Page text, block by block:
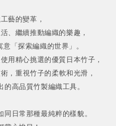
藝的變革，
、繼續推動編織的樂趣，
「探索編織的世界」。
用精心挑選的優質日本竹子，
，重視竹子的柔軟和光滑，
高品質竹製編織工具。
日常那種最純粹的樣貌。